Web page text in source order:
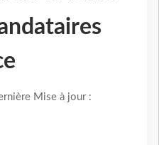
Mise à jour :